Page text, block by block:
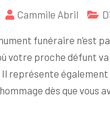
Cammile Abril
funéraire n’est
votre proche défunt
représente également
dès que vous